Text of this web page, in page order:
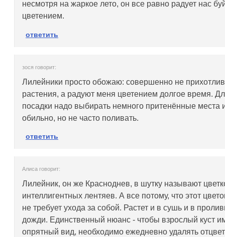
несмотря на жаркое лето, он все равно радует нас
цветением.
ответить
зося говорит:
Лилейники просто обожаю: совершенно не
растения, а радуют меня цветением долгое время.
посадки надо выбирать немного притенённые места
обильно, но не часто поливать.
ответить
Алиса говорит:
Лилейник, он же Красноднев, в шутку называют
интеллигентных лентяев. А все потому, что этот
не требует ухода за собой. Растет и в сушь и в
дожди. Единственный нюанс - чтобы взрослый куст
опрятный вид, необходимо ежедневно удалять